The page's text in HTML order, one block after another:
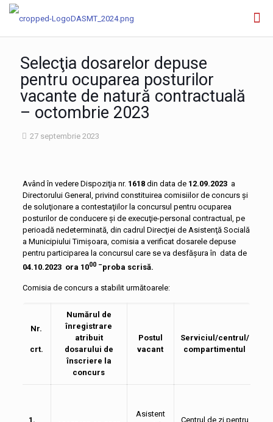
Selecţia dosarelor depuse
pentru ocuparea posturilor
vacante de natură contractuală
– octombrie 2023
27 septembrie 2023
Având în vedere Dispoziţia nr. 1618din data de 12.09.2023a
Directorului General, privind constituirea comisiilor de concurs şi
de soluţionare a contestaţiilor la concursul pentru ocuparea
posturilor de conducere și de execuţie-personal contractual, pe
perioadă nedeterminată, din cadrul Direcţiei de Asistenţă Socială
a Municipiului Timişoara, comisia a verificat dosarele depuse
pentru participarea la concursul care se va desfășura în data de
04.10.2023 ora 1000 –proba scrisă.
Comisia de concurs a stabilit următoarele:
Nr.
crt.
Numărul de
înregistrare
atribuit
dosarului de
înscriere la
concurs
Postul
vacant
Serviciul/centrul/
compartimentul
1.
Asistent
Centrul de zi pentru